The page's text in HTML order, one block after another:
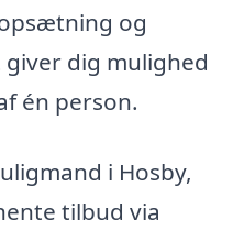
og
dig mulighed
én person.
i Hosby,
tilbud via